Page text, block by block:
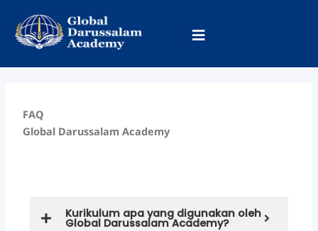
konten
FAQ
Global Darussalam Academy
Kurikulum apa yang digunakan oleh
Global Darussalam Academy?